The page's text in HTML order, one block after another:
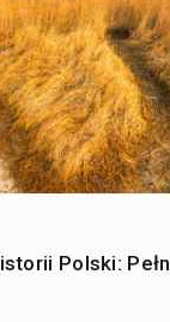
Polski: